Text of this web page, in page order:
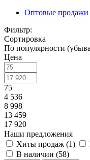
Оптовые продажи
Фильтр:
Сортировка
По популярности
Цена
75
4 536
8 998
13 459
17 920
Наши предложения
Хиты продаж (1)
В наличии (58)